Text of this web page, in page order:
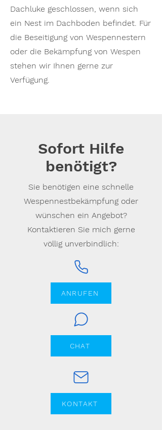
Dachluke geschlossen, wenn sich
ein Nest im Dachboden befindet. Für
die Beseitigung von Wespennestern
oder die Bekämpfung von Wespen
stehen wir Ihnen gerne zur
Verfügung.
Sofort Hilfe
benötigt?
Sie benötigen eine schnelle
Wespennestbekämpfung oder
wünschen ein Angebot?
Kontaktieren Sie mich gerne
völlig unverbindlich:
ANRUFEN
CHAT
KONTAKT